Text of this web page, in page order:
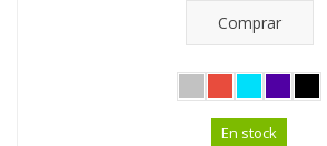
Comprar
En stock